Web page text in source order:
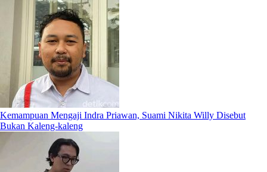
Kemampuan Mengaji Indra Priawan, Suami Nikita Willy Disebut
Bukan Kaleng-kaleng